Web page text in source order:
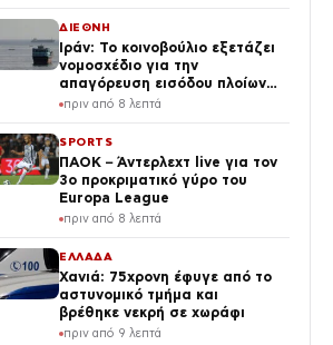
ΔΙΕΘΝΗ
Ιράν: Το κοινοβούλιο εξετάζει
νομοσχέδιο για την
απαγόρευση εισόδου πλοίων
των ΗΠΑ και του Ισραήλ στα
πριν από 8 λεπτά
SPORTS
ΠΑΟΚ – Άντερλεχτ live για τον
3ο προκριματικό γύρο του
Europa League
πριν από 8 λεπτά
ΕΛΛΑΔΑ
Χανιά: 75χρονη έφυγε από το
αστυνομικό τμήμα και
βρέθηκε νεκρή σε χωράφι
πριν από 9 λεπτά